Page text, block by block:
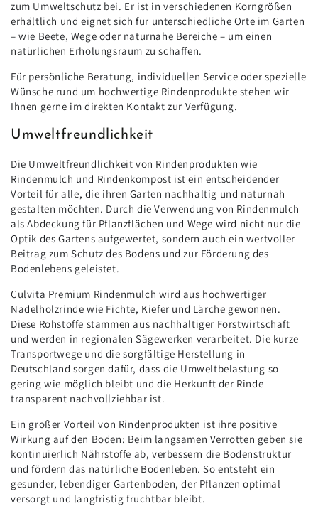
zum Umweltschutz bei. Er ist in verschiedenen Korngrößen
erhältlich und eignet sich für unterschiedliche Orte im Garten
– wie Beete, Wege oder naturnahe Bereiche – um einen
natürlichen Erholungsraum zu schaffen.
Für persönliche Beratung, individuellen Service oder spezielle
Wünsche rund um hochwertige Rindenprodukte stehen wir
Ihnen gerne im direkten Kontakt zur Verfügung.
Umweltfreundlichkeit
Die Umweltfreundlichkeit von Rindenprodukten wie
Rindenmulch und Rindenkompost ist ein entscheidender
Vorteil für alle, die ihren Garten nachhaltig und naturnah
gestalten möchten. Durch die Verwendung von Rindenmulch
als Abdeckung für Pflanzflächen und Wege wird nicht nur die
Optik des Gartens aufgewertet, sondern auch ein wertvoller
Beitrag zum Schutz des Bodens und zur Förderung des
Bodenlebens geleistet.
Culvita Premium Rindenmulch wird aus hochwertiger
Nadelholzrinde wie Fichte, Kiefer und Lärche gewonnen.
Diese Rohstoffe stammen aus nachhaltiger Forstwirtschaft
und werden in regionalen Sägewerken verarbeitet. Die kurze
Transportwege und die sorgfältige Herstellung in
Deutschland sorgen dafür, dass die Umweltbelastung so
gering wie möglich bleibt und die Herkunft der Rinde
transparent nachvollziehbar ist.
Ein großer Vorteil von Rindenprodukten ist ihre positive
Wirkung auf den Boden: Beim langsamen Verrotten geben sie
kontinuierlich Nährstoffe ab, verbessern die Bodenstruktur
und fördern das natürliche Bodenleben. So entsteht ein
gesunder, lebendiger Gartenboden, der Pflanzen optimal
versorgt und langfristig fruchtbar bleibt.